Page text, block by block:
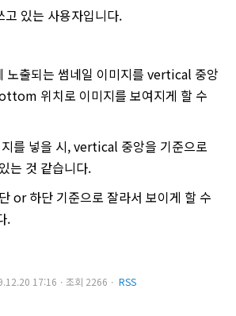
있는 사용자입니다.
노출되는 썸네일 이미지를 vertical 중앙
위치로 이미지를 보여지게 할 수
를 넣을 시, vertical 중앙을 기준으로
는 것 같습니다.
or 하단 기준으로 잘라서 보이게 할 수
.
17:16ㆍ조회 2266ㆍ RSS